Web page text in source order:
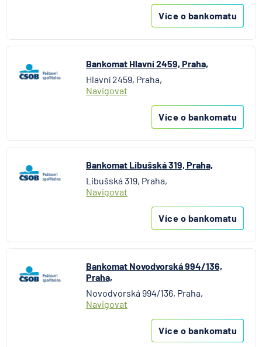
Více o bankomatu
Bankomat Hlavní 2459, Praha,
Hlavní 2459, Praha,
Navigovat
Více o bankomatu
Bankomat Libušská 319, Praha,
Libušská 319, Praha,
Navigovat
Více o bankomatu
Bankomat Novodvorská 994/136,
Praha,
Novodvorská 994/136, Praha,
Navigovat
Více o bankomatu